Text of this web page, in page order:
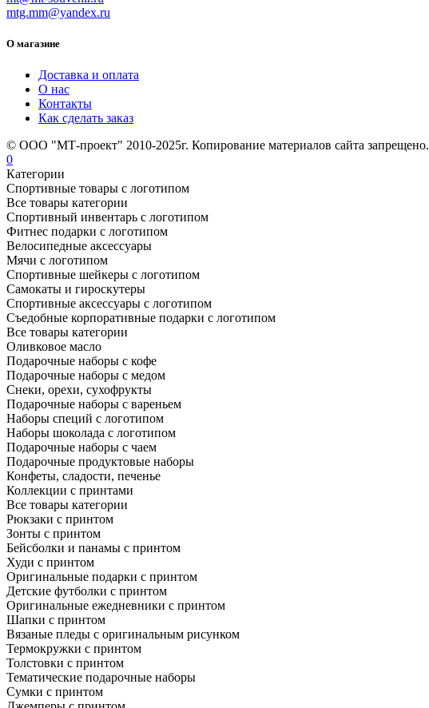
mtg.mm@yandex.ru
О магазине
Доставка и оплата
О нас
Контакты
Как сделать заказ
© ООО "МТ-проект" 2010-2025г. Копирование материалов сайта запрещено.
0
Категории
Спортивные товары с логотипом
Все товары категории
Спортивный инвентарь с логотипом
Фитнес подарки с логотипом
Велосипедные аксессуары
Мячи с логотипом
Спортивные шейкеры с логотипом
Самокаты и гироскутеры
Спортивные аксессуары с логотипом
Съедобные корпоративные подарки с логотипом
Все товары категории
Оливковое масло
Подарочные наборы с кофе
Подарочные наборы с медом
Снеки, орехи, сухофрукты
Подарочные наборы с вареньем
Наборы специй с логотипом
Наборы шоколада с логотипом
Подарочные наборы с чаем
Подарочные продуктовые наборы
Конфеты, сладости, печенье
Коллекции с принтами
Все товары категории
Рюкзаки с принтом
Зонты с принтом
Бейсболки и панамы с принтом
Худи с принтом
Оригинальные подарки с принтом
Детские футболки с принтом
Оригинальные ежедневники с принтом
Шапки с принтом
Вязаные пледы с оригинальным рисунком
Термокружки с принтом
Толстовки с принтом
Тематические подарочные наборы
Сумки с принтом